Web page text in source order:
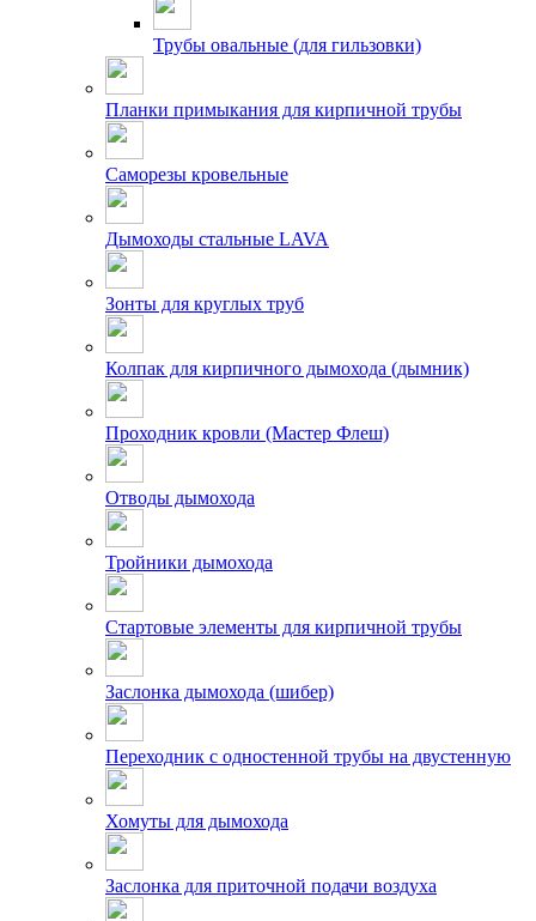
Трубы овальные (для гильзовки)
Планки примыкания для кирпичной трубы
Саморезы кровельные
Дымоходы стальные LAVA
Зонты для круглых труб
Колпак для кирпичного дымохода (дымник)
Проходник кровли (Мастер Флеш)
Отводы дымохода
Тройники дымохода
Стартовые элементы для кирпичной трубы
Заслонка дымохода (шибер)
Переходник с одностенной трубы на двустенную
Хомуты для дымохода
Заслонка для приточной подачи воздуха